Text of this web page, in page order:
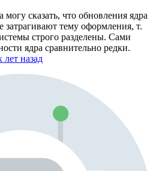
сказать, что обновления ядра
тему оформления, т.
строго разделены. Сами
ядра сравнительно редки.
лет назад